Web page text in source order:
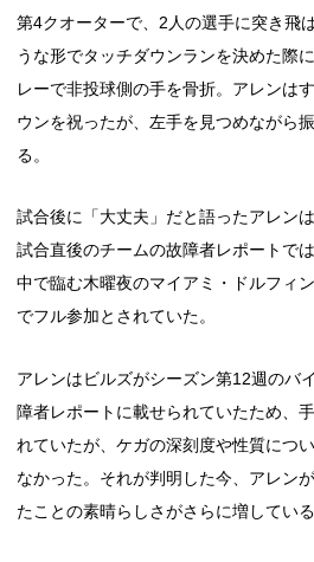
第4クオーターで、2人の選手に突き飛
うな形でタッチダウンランを決めた際
レーで非投球側の手を骨折。アレンは
ウンを祝ったが、左手を見つめながら
る。
試合後に「大丈夫」だと語ったアレン
試合直後のチームの故障者レポートで
中で臨む木曜夜のマイアミ・ドルフィ
でフル参加とされていた。
アレンはビルズがシーズン第12週のバ
障者レポートに載せられていたため、
れていたが、ケガの深刻度や性質につ
なかった。それが判明した今、アレン
たことの素晴らしさがさらに増している